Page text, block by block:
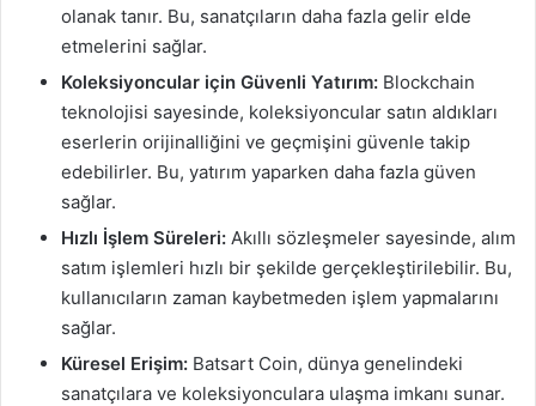
olanak tanır. Bu, sanatçıların daha fazla gelir elde
etmelerini sağlar.
Koleksiyoncular için Güvenli Yatırım: Blockchain
teknolojisi sayesinde, koleksiyoncular satın aldıkları
eserlerin orijinalliğini ve geçmişini güvenle takip
edebilirler. Bu, yatırım yaparken daha fazla güven
sağlar.
Hızlı İşlem Süreleri: Akıllı sözleşmeler sayesinde, alım
satım işlemleri hızlı bir şekilde gerçekleştirilebilir. Bu,
kullanıcıların zaman kaybetmeden işlem yapmalarını
sağlar.
Küresel Erişim: Batsart Coin, dünya genelindeki
sanatçılara ve koleksiyonculara ulaşma imkanı sunar.